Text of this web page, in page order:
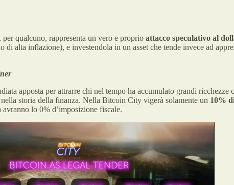
qualcuno, rappresenta un vero e proprio attacco speculativo al
di alta inflazione), e investendola in un asset che tende invece ad
apposta per attrarre chi nel tempo ha accumulato grandi
storia della finanza. Nella Bitcoin City vigerà solamente un 10%
lo 0% d’imposizione fiscale.